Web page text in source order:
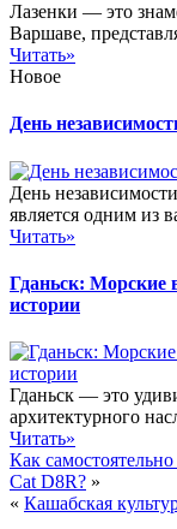
Лазенки — это
Варшаве,
Читать»
Новое
День
День
является одним из
Читать»
Гданьск: Морские
истории
Гданьск — это
архитектурного
Читать»
Как
Cat D8R? »
« Кашабская